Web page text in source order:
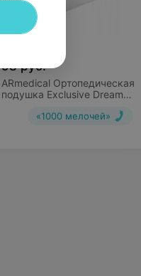
98 руб.
ARmedical Ортопедическая
подушка Exclusive Dream
«1000 мелочей»